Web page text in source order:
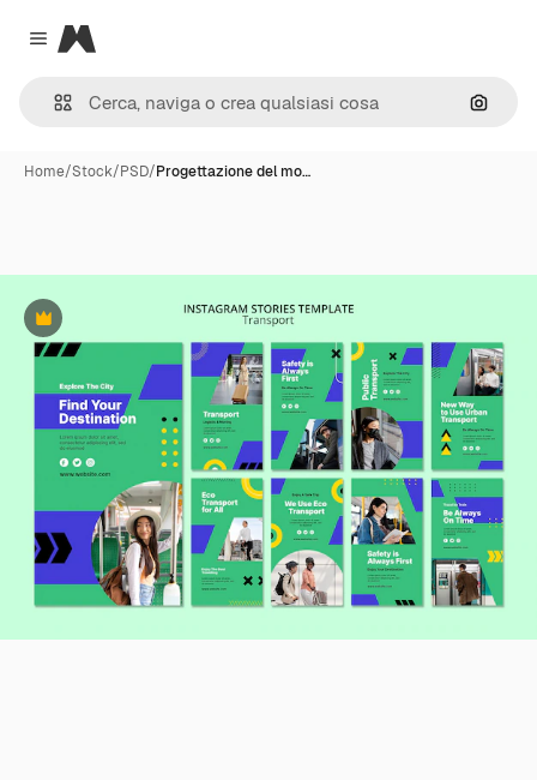
Close menu
Magnific
Cerca
Home/Stock/PSD/Progettazione del mo…
Premium